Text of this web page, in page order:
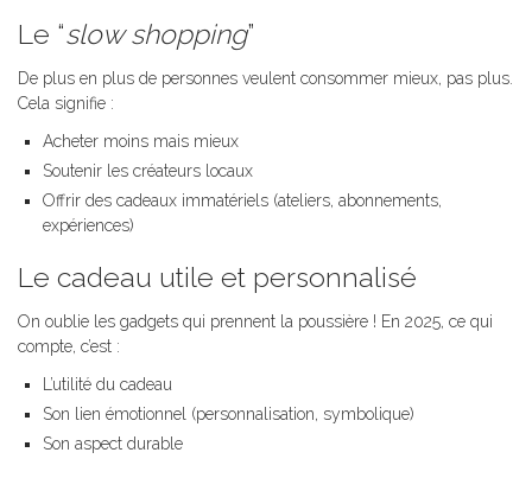
Le “slow shopping”
De plus en plus de personnes veulent consommer mieux, pas plus.
Cela signifie :
Acheter moins mais mieux
Soutenir les créateurs locaux
Offrir des cadeaux immatériels (ateliers, abonnements,
expériences)
Le cadeau utile et personnalisé
On oublie les gadgets qui prennent la poussière ! En 2025, ce qui
compte, c’est :
L’utilité du cadeau
Son lien émotionnel (personnalisation, symbolique)
Son aspect durable